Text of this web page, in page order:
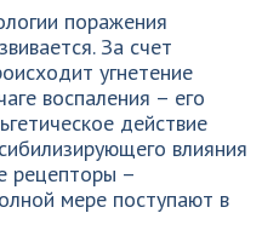
поражения
За счет
угнетение
воспаления – его
действие
влияния
рецепторы –
мере поступают в